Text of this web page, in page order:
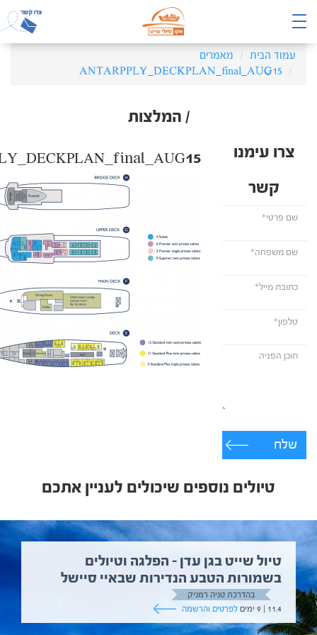
עמוד הבית
מאמרים
ANTARPPLY_DECKPLAN_final_AUG15
/ המלצות
צרו עימנו
קשר
שלח
טיולים נוספים שיכולים לעניין אתכם
טיול שייט בגן עדן – הפלגה וטיולים
בשמורות הטבע הנדירות שבאיי סיישל
בהדרכת טניה רמניק
11.4 | 9 ימים
לפרטים והרשמה